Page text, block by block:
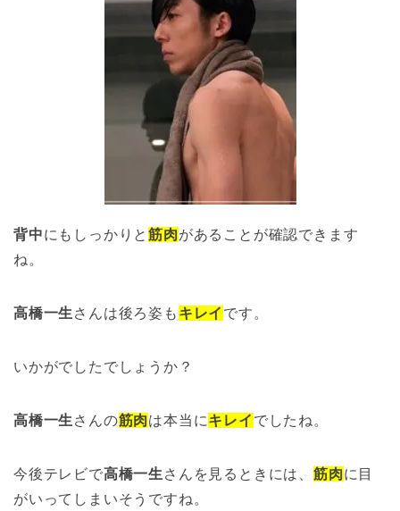
背中にもしっかりと筋肉があることが確認できます
ね。
高橋一生 さんは後ろ姿も キレイ です。
いかがでしたでしょうか？
高橋一生 さんの筋肉は本当にキレイ でしたね。
今後テレビで高橋一生 さんを見るときには、筋肉に目
がいってしまいそうですね。